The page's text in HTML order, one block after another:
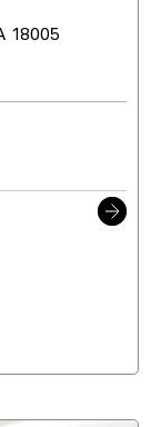
18005